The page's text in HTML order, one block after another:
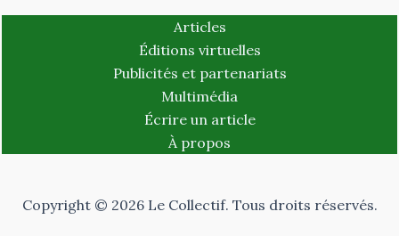
Articles
Éditions virtuelles
Publicités et partenariats
Multimédia
Écrire un article
À propos
Copyright © 2026 Le Collectif. Tous droits réservés.